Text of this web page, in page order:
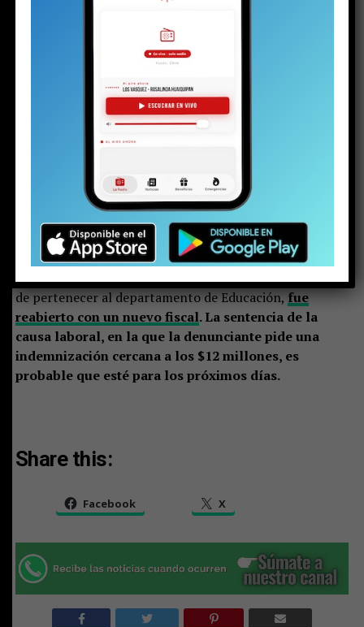
costumbre usuales entre colegas.
Además se argumenta que el hecho no se denunció a
tiempo, ya que los testimonios apuntan a que el
supuesto acoso partió en abril y recién se hizo la
denuncia en noviembre.Además que la profesional,
en definitiva, no aceptó la rebaja de horas por lo que
la razón de que no siguiera trabajando estuvo en un
eventual altercado con Durán o algún otro directivo.
“No es efectivo”, dicen las fuentes consultadas.
Por ahora, el sumario administrativo que fue cerrado sin
cargos, en primera instancia, porque el denunciado dejó
de pertenecer al departamento de Educación,fue
reabierto con un nuevo fiscal. La sentencia de la
causa laboral, en la que la denunciante pide una
indemnización cercana a los $12 millones, es
probable que esté para los próximos días.
Share this:
Facebook X